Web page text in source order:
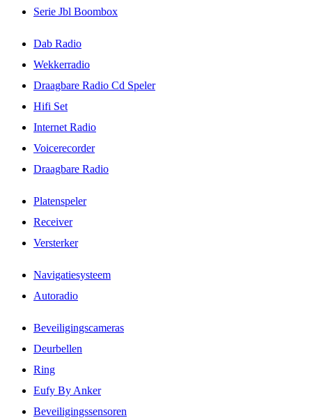
Serie Jbl Boombox
Dab Radio
Wekkerradio
Draagbare Radio Cd Speler
Hifi Set
Internet Radio
Voicerecorder
Draagbare Radio
Platenspeler
Receiver
Versterker
Navigatiesysteem
Autoradio
Beveiligingscameras
Deurbellen
Ring
Eufy By Anker
Beveiligingssensoren